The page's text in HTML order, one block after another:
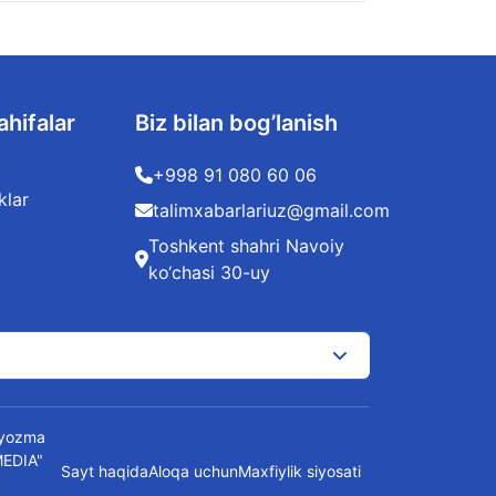
Biz bilan bog’lanish
+998 91 080 60 06
talimxabarlariuz@gmail.com
Toshkent shahri Navoiy
ko‘chasi 30-uy
Sayt haqidaAloqa uchunMaxfiylik siyosati